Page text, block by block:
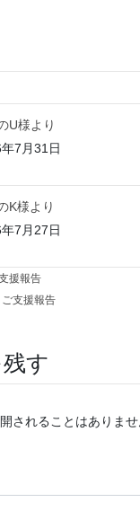
U様より
7月31日
K様より
7月27日
援報告
ご支援報告
す
されることはありませ